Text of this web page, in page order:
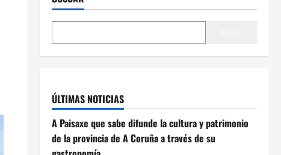
ÚLTIMAS NOTICIAS
A Paisaxe que sabe difunde la cultura y patrimonio
de la provincia de A Coruña a través de su